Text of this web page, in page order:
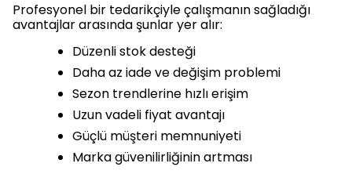
Profesyonel bir tedarikçiyle çalışmanın sağladığı
avantajlar arasında şunlar yer alır:
Düzenli stok desteği
Daha az iade ve değişim problemi
Sezon trendlerine hızlı erişim
Uzun vadeli fiyat avantajı
Güçlü müşteri memnuniyeti
Marka güvenilirliğinin artması